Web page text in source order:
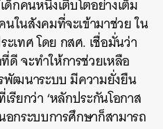
ด็กคนหนึ่งเติบโตอย่างเต็ม
ในสังคมที่จะเข้ามาช่วย ใน
ะเทศโดย กสศ. เชื่อมั่นว่า
จะทำให้การช่วยเหลือ
พัฒนาระบบ มีความยั่งยืน
รียกว่า ‘หลักประกันโอกาส
กระบบการศึกษาก็สามารถ